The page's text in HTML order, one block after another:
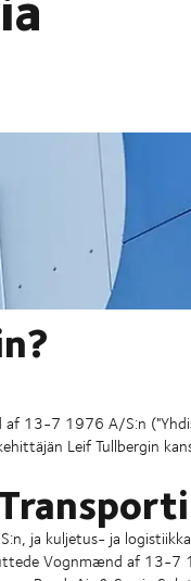
13-7 1976 A/S:n
Leif Tullbergin
ja kuljetus- ja
Vognmænd af